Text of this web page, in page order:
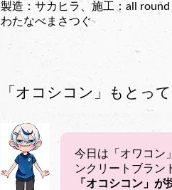
製造：サカヒラ、施工：all
わたなべまさつぐ
「オコシコン」もとっ
今日は「オワコン
ンクリートブラン
「 オコシコン」が